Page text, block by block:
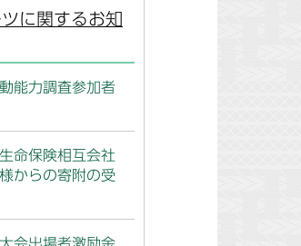
に関するお知
能力調査参加者
命保険相互会社
からの寄附の受